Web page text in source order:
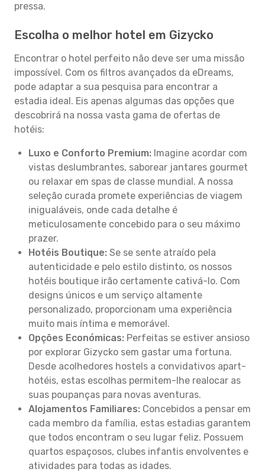
pressa.
Escolha o melhor hotel em Gizycko
Encontrar o hotel perfeito não deve ser uma missão
impossível. Com os filtros avançados da eDreams,
pode adaptar a sua pesquisa para encontrar a
estadia ideal. Eis apenas algumas das opções que
descobrirá na nossa vasta gama de ofertas de
hotéis:
Luxo e Conforto Premium: Imagine acordar com
vistas deslumbrantes, saborear jantares gourmet
ou relaxar em spas de classe mundial. A nossa
seleção curada promete experiências de viagem
inigualáveis, onde cada detalhe é
meticulosamente concebido para o seu máximo
prazer.
Hotéis Boutique: Se se sente atraído pela
autenticidade e pelo estilo distinto, os nossos
hotéis boutique irão certamente cativá-lo. Com
designs únicos e um serviço altamente
personalizado, proporcionam uma experiência
muito mais íntima e memorável.
Opções Económicas: Perfeitas se estiver ansioso
por explorar Gizycko sem gastar uma fortuna.
Desde acolhedores hostels a convidativos apart-
hotéis, estas escolhas permitem-lhe realocar as
suas poupanças para novas aventuras.
Alojamentos Familiares: Concebidos a pensar em
cada membro da família, estas estadias garantem
que todos encontram o seu lugar feliz. Possuem
quartos espaçosos, clubes infantis envolventes e
atividades para todas as idades.